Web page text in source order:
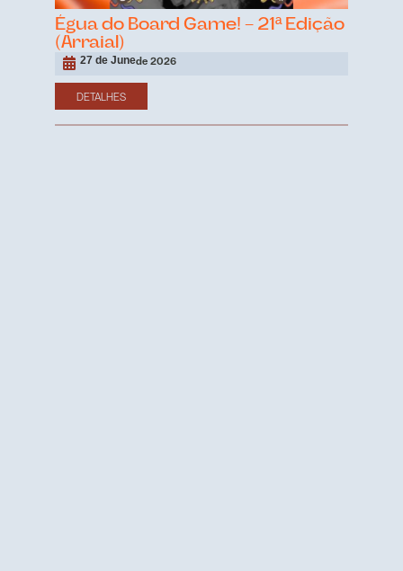
Égua do Board Game! – 21ª Edição
(Arraial)
27 de Junede 2026
DETALHES